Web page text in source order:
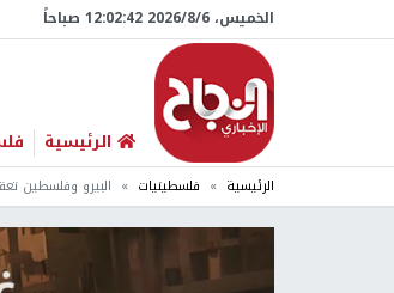
الخميس، 6/‏8/‏2026 12:02:43 صباحاً
الرئيسية
الرئيسية فلسطينيات البيرو وفلسطين